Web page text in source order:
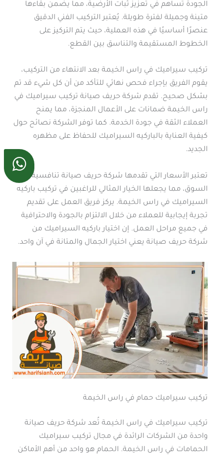
الجودة تساهم في تعزيز ثبات الأرضية، مما يضمن بقاءها
متينة وجميلة لفترة طويلة. يُعتبر التركيب الفني الدقيق
عنصرًا أساسيًا في هذه العملية، حيث يتم التركيز على
الخطوط المستقيمة والتناسق بين القطع.
تركيب سيراميك في راس الخيمة بعد الانتهاء من التركيب،
يقوم الفريق بإجراء فحص نهائي للتأكد من أن كل شيء قد تم
بشكل صحيح. تقدم شركة حريف صيانة تركيب سيراميك في
راس الخيمة ضمانات على الأعمال المنجزة، مما يمنح
العملاء الثقة في جودة الخدمة. كما توفر الشركة نصائح حول
كيفية العناية بالباركيه السيراميك للحفاظ على مظهره
الجديد.
تعتبر الأسعار التي تقدمها شركة حريف صيانة تنافسية في
السوق، مما يجعلها الخيار المثالي للراغبين في تركيب باركيه
السيراميك في راس الخيمة. يركز فريق العمل على تقديم
تجربة إيجابية للعملاء من خلال الالتزام بالجودة والاحترافية
في جميع مراحل العمل. إن اختيار باركيه السيراميك من
شركة حريف صيانة يعني اختيار الجمال والمتانة في آن واحد.
تركيب سيراميك حمام في راس الخيمة
تركيب سيراميك في راس الخيمة تُعد شركة حريف صيانة
واحدة من الشركات الرائدة في مجال تركيب سيراميك
الحمامات في راس الخيمة. الحمام هو واحد من أهم الأماكن